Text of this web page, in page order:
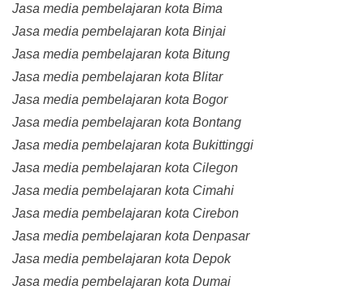
Jasa media pembelajaran kota Bima
Jasa media pembelajaran kota Binjai
Jasa media pembelajaran kota Bitung
Jasa media pembelajaran kota Blitar
Jasa media pembelajaran kota Bogor
Jasa media pembelajaran kota Bontang
Jasa media pembelajaran kota Bukittinggi
Jasa media pembelajaran kota Cilegon
Jasa media pembelajaran kota Cimahi
Jasa media pembelajaran kota Cirebon
Jasa media pembelajaran kota Denpasar
Jasa media pembelajaran kota Depok
Jasa media pembelajaran kota Dumai